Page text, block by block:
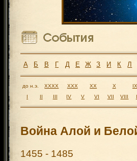
А Б В Г Д Е Ж З И К Л
до н.э. XXXX XXX XX X IX
I
II III IV V VI VII VIII
Война Алой и
1455 - 1485